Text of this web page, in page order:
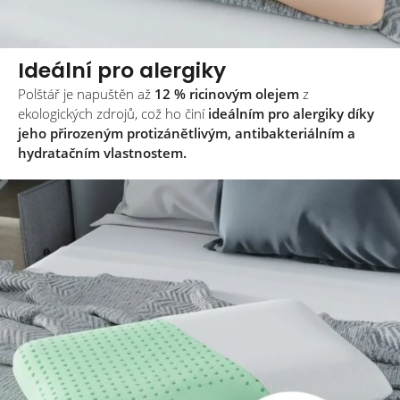
Ideální pro alergiky
Polštář je napuštěn až 12 % ricinovým olejem z
ekologických zdrojů, což ho činí ideálním pro alergiky díky
jeho přirozeným protizánětlivým, antibakteriálním a
hydratačním vlastnostem.